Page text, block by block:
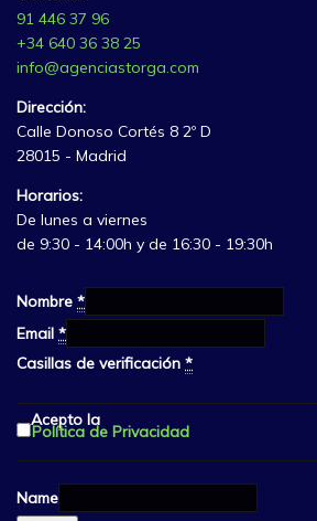
91 446 37 96
+34 640 36 38 25
info@agenciastorga.com
Dirección:
Calle Donoso Cortés 8 2º D
28015 - Madrid
Horarios:
De lunes a viernes
de 9:30 - 14:00h y de 16:30 - 19:30h
Nombre *
Email *
Casillas de verificación *
Acepto la
Política de Privacidad
Name